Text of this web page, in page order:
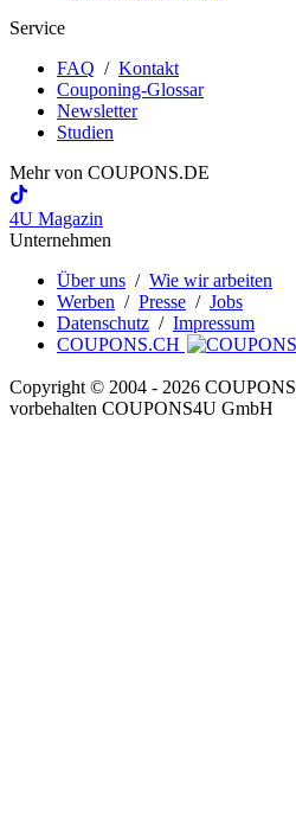
Service
FAQ / Kontakt
Couponing-Glossar
Newsletter
Studien
Mehr von COUPONS.DE
4U Magazin
Unternehmen
Über uns / Wie wir arbeiten
Werben / Presse / Jobs
Datenschutz / Impressum
COUPONS.CH
Copyright © 2004 ‐ 2026 COUPONS
vorbehalten COUPONS4U GmbH